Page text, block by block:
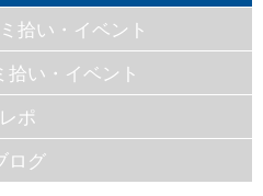
拾い・イベント
拾い・イベント
レポ
ログ